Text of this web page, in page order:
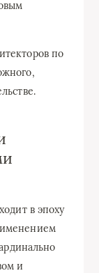
по
в эпоху
и